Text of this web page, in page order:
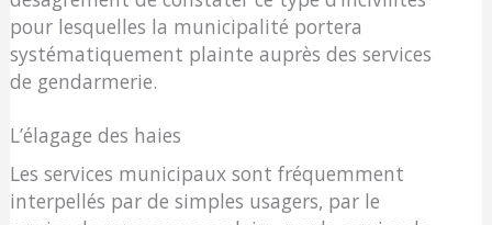
pour lesquelles la municipalité portera
systématiquement plainte auprès des services
de gendarmerie.
L’élagage des haies
Les services municipaux sont fréquemment
interpellés par de simples usagers, par le